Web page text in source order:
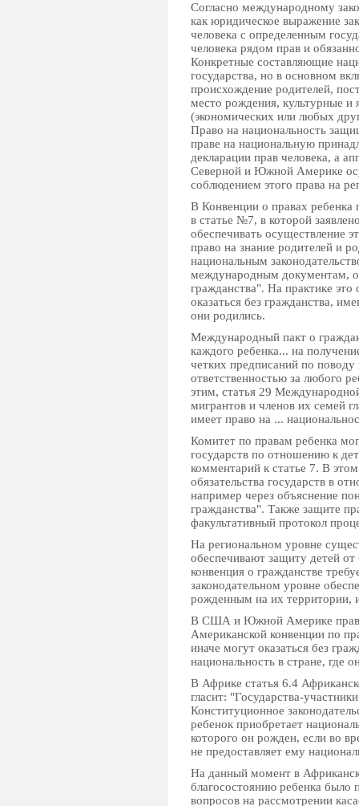
Согласно международному
как юридическое выражение
человека с определенным
человека рядом прав и
Конкретные составляющие
государства, но в основном
происхождение родителей,
место рождения, культурные и
(экономических или любых
Право на национальность
праве на национальную
декларации прав человека, а
Северной и Южной Америке
соблюдением этого права на
В Конвенции о правах ребенка
в статье №7, в которой
обеспечивать осуществление
право на знание родителей и
национальным
международным документам,
гражданства". На практике это
оказаться без гражданства,
они родились.
Международный пакт о
каждого ребенка... на
четких предписаний по поводу
ответственностью за любого
этим, статья 29
мигрантов и членов их семей
имеет право на ...
Комитет по правам ребенка
государств по отношению к
комментарий к статье 7. В
обязательства государств в
например через объяснение
гражданства". Также защите
факультативный протокол
На региональном уровне
обеспечивают защиту детей
конвенция о гражданстве
законодательном уровне
рожденным на их территории,
В США и Южной Америке право
Американской конвенции по
иначе могут оказаться без
национальность в стране, где
В Африке статья 6.4
гласит: "Государства-
Конституционное
ребенок приобретает
которого он рожден, если во
не предоставляет ему
На данный момент в
благосостоянию ребенка было
вопросов на рассмотрении